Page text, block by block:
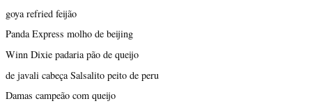
goya refried feijão
Panda Express molho de beijing
Winn Dixie padaria pão de queijo
de javali cabeça Salsalito peito de peru
Damas campeão com queijo